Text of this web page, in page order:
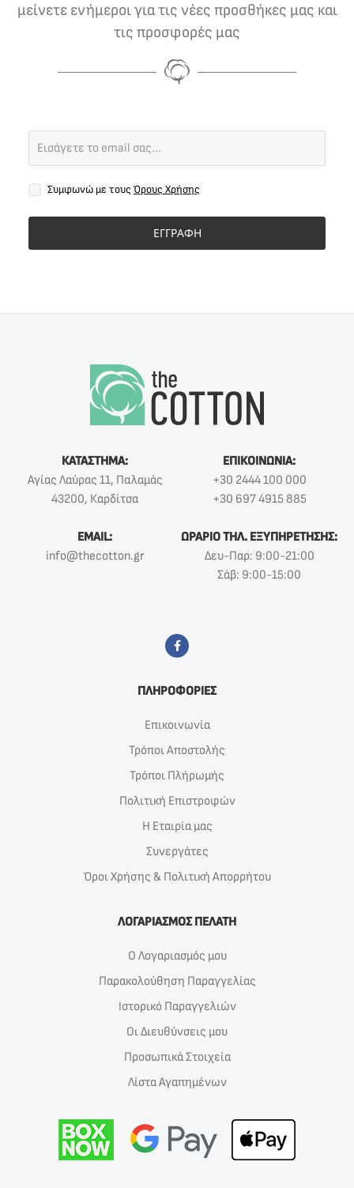
μείνετε ενήμεροι για τις νέες προσθήκες μας και
τις προσφορές μας
Συμφωνώ με τους Όρους Χρήσης
ΕΓΓΡΑΦΗ
ΚΑΤΑΣΤΗΜΑ:
Αγίας Λαύρας 11, Παλαμάς
43200, Καρδίτσα
ΕΠΙΚΟΙΝΩΝΙΑ:
+30 2444 100 000
+30 697 4915 885
EMAIL:
info@thecotton.gr
ΩΡΑΡΙΟ ΤΗΛ. ΕΞΥΠΗΡΕΤΗΣΗΣ:
Δευ-Παρ: 9:00-21:00
Σάβ: 9:00-15:00
ΠΛΗΡΟΦΟΡΙΕΣ
Επικοινωνία
Τρόποι Αποστολής
Τρόποι Πλήρωμής
Πολιτική Επιστροφών
Η Εταιρία μας
Συνεργάτες
Όροι Χρήσης & Πολιτική Απορρήτου
ΛΟΓΑΡΙΑΣΜΟΣ ΠΕΛΑΤΗ
Ο Λογαριασμός μου
Παρακολούθηση Παραγγελίας
Ιστορικό Παραγγελιών
Οι Διευθύνσεις μου
Προσωπικά Στοιχεία
Λίστα Αγαπημένων